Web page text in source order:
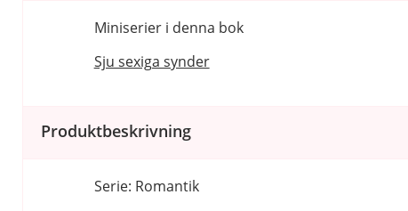
Miniserier i denna bok
Sju sexiga synder
Produktbeskrivning
Serie: Romantik